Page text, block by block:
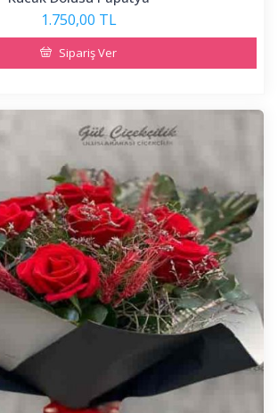
1.750,00 TL
Sipariş Ver